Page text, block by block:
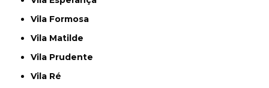
Vila Formosa
Vila Matilde
Vila Prudente
Vila Ré